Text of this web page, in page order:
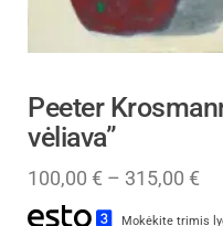
Peeter
vėliava”
100,00 € – 315,00 €
Mokėkite trimis